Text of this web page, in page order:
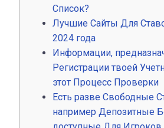
Список?
Лучшие Сайты Для
2024 года
Информации,
Регистрации твоей
этот Процесс Проверки
Есть разве Свободные
например Депозитные